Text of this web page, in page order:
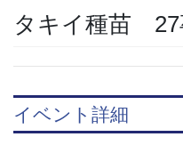
タキイ種苗 27
イベント詳細